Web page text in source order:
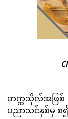
တက္ကသိုလ်အဖြစ်
ပညာသင်နှစ်မှ စ၍